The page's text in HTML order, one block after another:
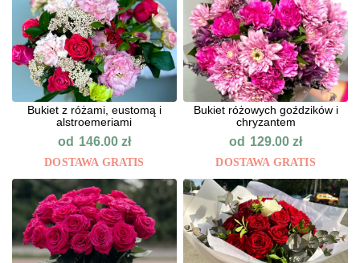
Bukiet z różami, eustomą i
alstroemeriami
od 146.00 zł
DOSTAWA GRATIS
Bukiet różowych goździków i
chryzantem
od 129.00zł
DOSTAWA GRATIS